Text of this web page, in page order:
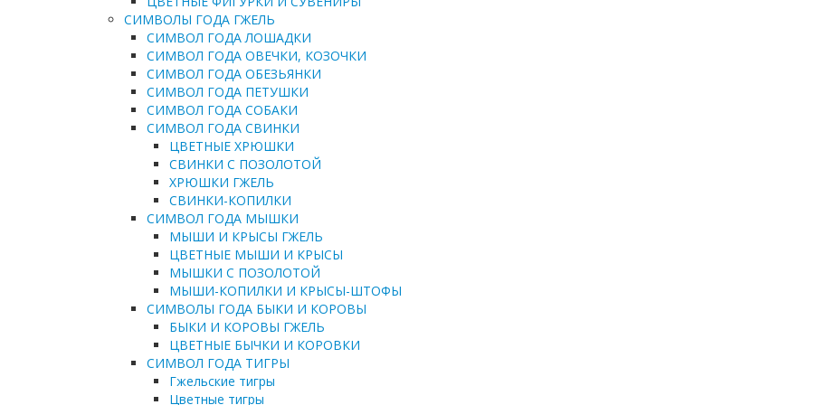
СИМВОЛЫ ГОДА ГЖЕЛЬ
СИМВОЛ ГОДА ЛОШАДКИ
СИМВОЛ ГОДА ОВЕЧКИ, КОЗОЧКИ
СИМВОЛ ГОДА ОБЕЗЬЯНКИ
СИМВОЛ ГОДА ПЕТУШКИ
СИМВОЛ ГОДА СОБАКИ
СИМВОЛ ГОДА СВИНКИ
ЦВЕТНЫЕ ХРЮШКИ
СВИНКИ С ПОЗОЛОТОЙ
ХРЮШКИ ГЖЕЛЬ
СВИНКИ-КОПИЛКИ
СИМВОЛ ГОДА МЫШКИ
МЫШИ И КРЫСЫ ГЖЕЛЬ
ЦВЕТНЫЕ МЫШИ И КРЫСЫ
МЫШКИ С ПОЗОЛОТОЙ
МЫШИ-КОПИЛКИ И КРЫСЫ-ШТОФЫ
СИМВОЛЫ ГОДА БЫКИ И КОРОВЫ
БЫКИ И КОРОВЫ ГЖЕЛЬ
ЦВЕТНЫЕ БЫЧКИ И КОРОВКИ
СИМВОЛ ГОДА ТИГРЫ
Гжельские тигры
Цветные тигры